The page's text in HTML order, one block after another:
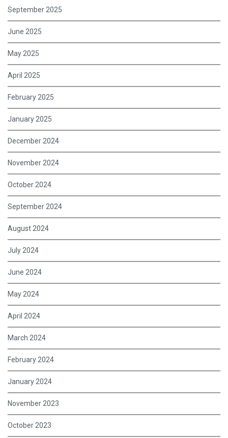
September 2025
June 2025
May 2025
April 2025
February 2025
January 2025
December 2024
November 2024
October 2024
September 2024
August 2024
July 2024
June 2024
May 2024
April 2024
March 2024
February 2024
January 2024
November 2023
October 2023